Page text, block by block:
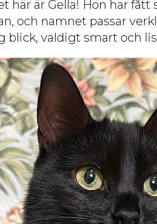
här är Gella! Hon har
och namnet passar
blick, väldigt smart och